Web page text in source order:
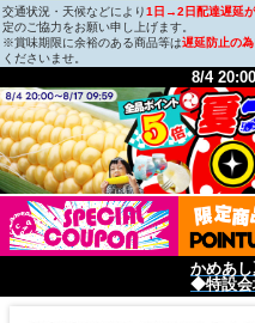
交通状況・天候などにより1日→2日配達遅延が
定のご協力をお願い申し上げます。
※賞味期限に余裕のある商品等は遅延防止の
くださいませ。
8/4
かめあ
◆特設